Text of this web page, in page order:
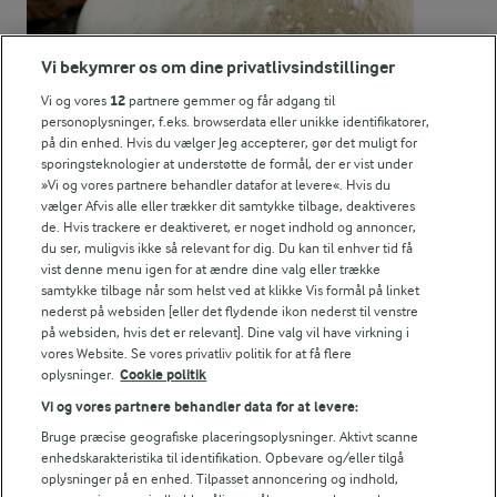
Kulhydrat:
4,7 g
1 TIME 25 MIN
Pizzadej
(653)
For at se denne video skal du give tilladelse
til de nødvendige cookies.
Vi bekymrer os om dine privatlivsindstillinger
Vi og vores 12 partnere gemmer og får adgang til
personoplysninger, f.eks. browserdata eller unikke identifikatorer,
på din enhed. Hvis du vælger Jeg accepterer, gør det muligt for
sporingsteknologier at understøtte de formål, der er vist under
»Vi og vores partnere behandler datafor at levere«. Hvis du
vælger Afvis alle eller trækker dit samtykke tilbage, deaktiveres
de. Hvis trackere er deaktiveret, er noget indhold og annoncer,
du ser, muligvis ikke så relevant for dig. Du kan til enhver tid få
vist denne menu igen for at ændre dine valg eller trække
samtykke tilbage når som helst ved at klikke Vis formål på linket
nederst på websiden [eller det flydende ikon nederst til venstre
på websiden, hvis det er relevant]. Dine valg vil have virkning i
vores Website. Se vores privatliv politik for at få flere
oplysninger. Cookie politik
Vi og vores partnere behandler data for at levere:
Bruge præcise geografiske placeringsoplysninger. Aktivt scanne
enhedskarakteristika til identifikation. Opbevare og/eller tilgå
oplysninger på en enhed. Tilpasset annoncering og indhold,